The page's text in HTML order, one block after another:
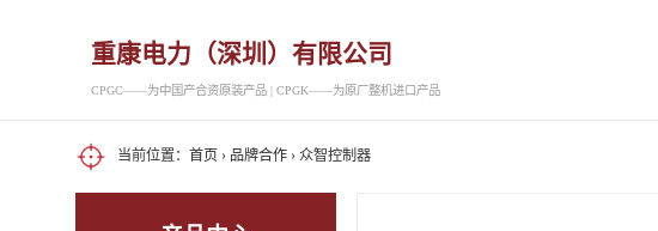
重康电力（深圳）有限公司
CPGC——为中国产合资原装产品 | CPGK——为原厂整机进口产品
当前位置： 首页 › 品牌合作› 众智控制器